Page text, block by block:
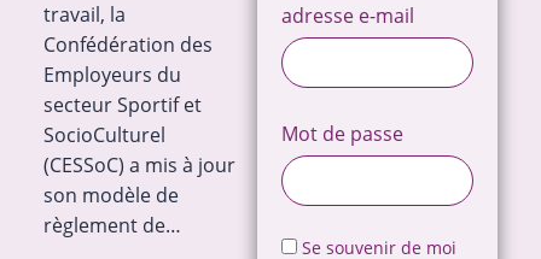
travail, la
Confédération des
Employeurs du
secteur Sportif et
SocioCulturel
(CESSoC) a mis à jour
son modèle de
règlement de…
adresse e-mail
Mot de passe
Se souvenir de moi